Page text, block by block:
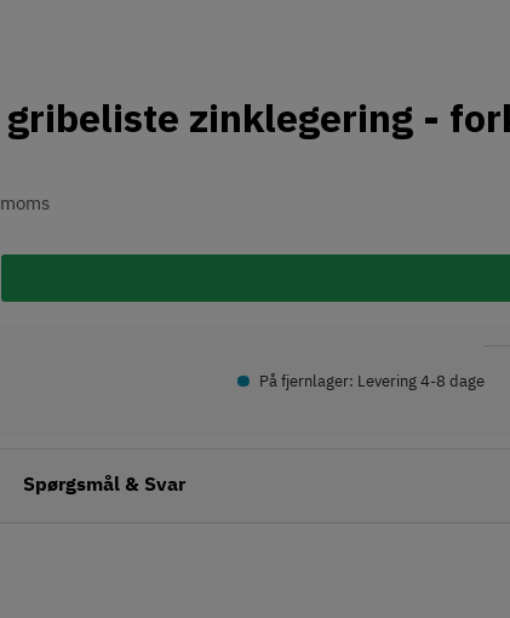
zinklegering -
• På fjernlager: Levering 4-8 dage
Spørgsmål & Svar